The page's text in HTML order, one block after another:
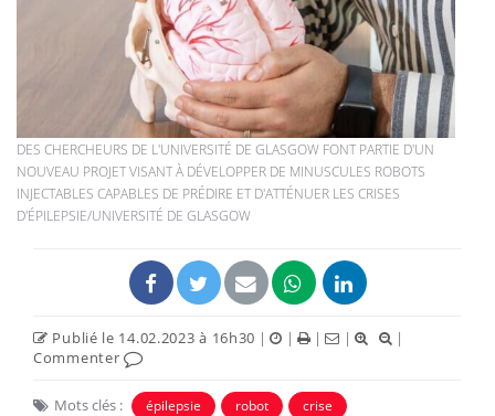
DES CHERCHEURS DE L'UNIVERSITÉ DE GLASGOW FONT PARTIE D'UN
NOUVEAU PROJET VISANT À DÉVELOPPER DE MINUSCULES ROBOTS
INJECTABLES CAPABLES DE PRÉDIRE ET D'ATTÉNUER LES CRISES
D'ÉPILEPSIE/UNIVERSITÉ DE GLASGOW
Publié le 14.02.2023 à 16h30 | | | |
|
Commenter
Mots clés : épilepsie robot crise